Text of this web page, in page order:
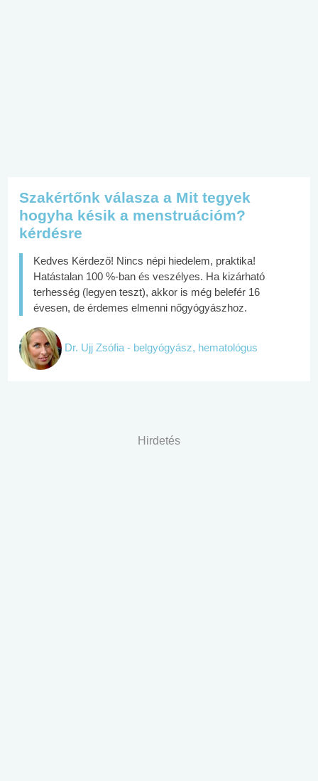
Szakértőnk válasza a Mit tegyek
hogyha késik a menstruációm?
kérdésre
Kedves Kérdező! Nincs népi hiedelem, praktika!
Hatástalan 100 %-ban és veszélyes. Ha kizárható
terhesség (legyen teszt), akkor is még belefér 16
évesen, de érdemes elmenni nőgyógyászhoz.
Dr. Ujj Zsófia - belgyógyász, hematológus
Hirdetés